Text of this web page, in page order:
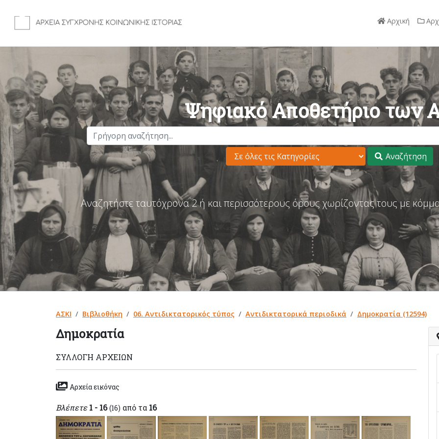
Αρχική
Ψηφιακό Αποθετήριο των
Αναζήτηση
Αναζητήστε ταυτόχρονα 2 ή και περισσότερους όρους χωρίζοντας τους με
ΑΣΚΙ Βιβλιοθήκη 06. Αντιδικτατορικός τύπος Αντιδικτατορικά περιοδικά Δημοκρατία (12594)
Δημοκρατία
ΣΥΛΛΟΓΉ ΑΡΧΕΊΩΝ
Αρχεία εικόνας
Βλέπετε 1 - 16 (16) από τα 16